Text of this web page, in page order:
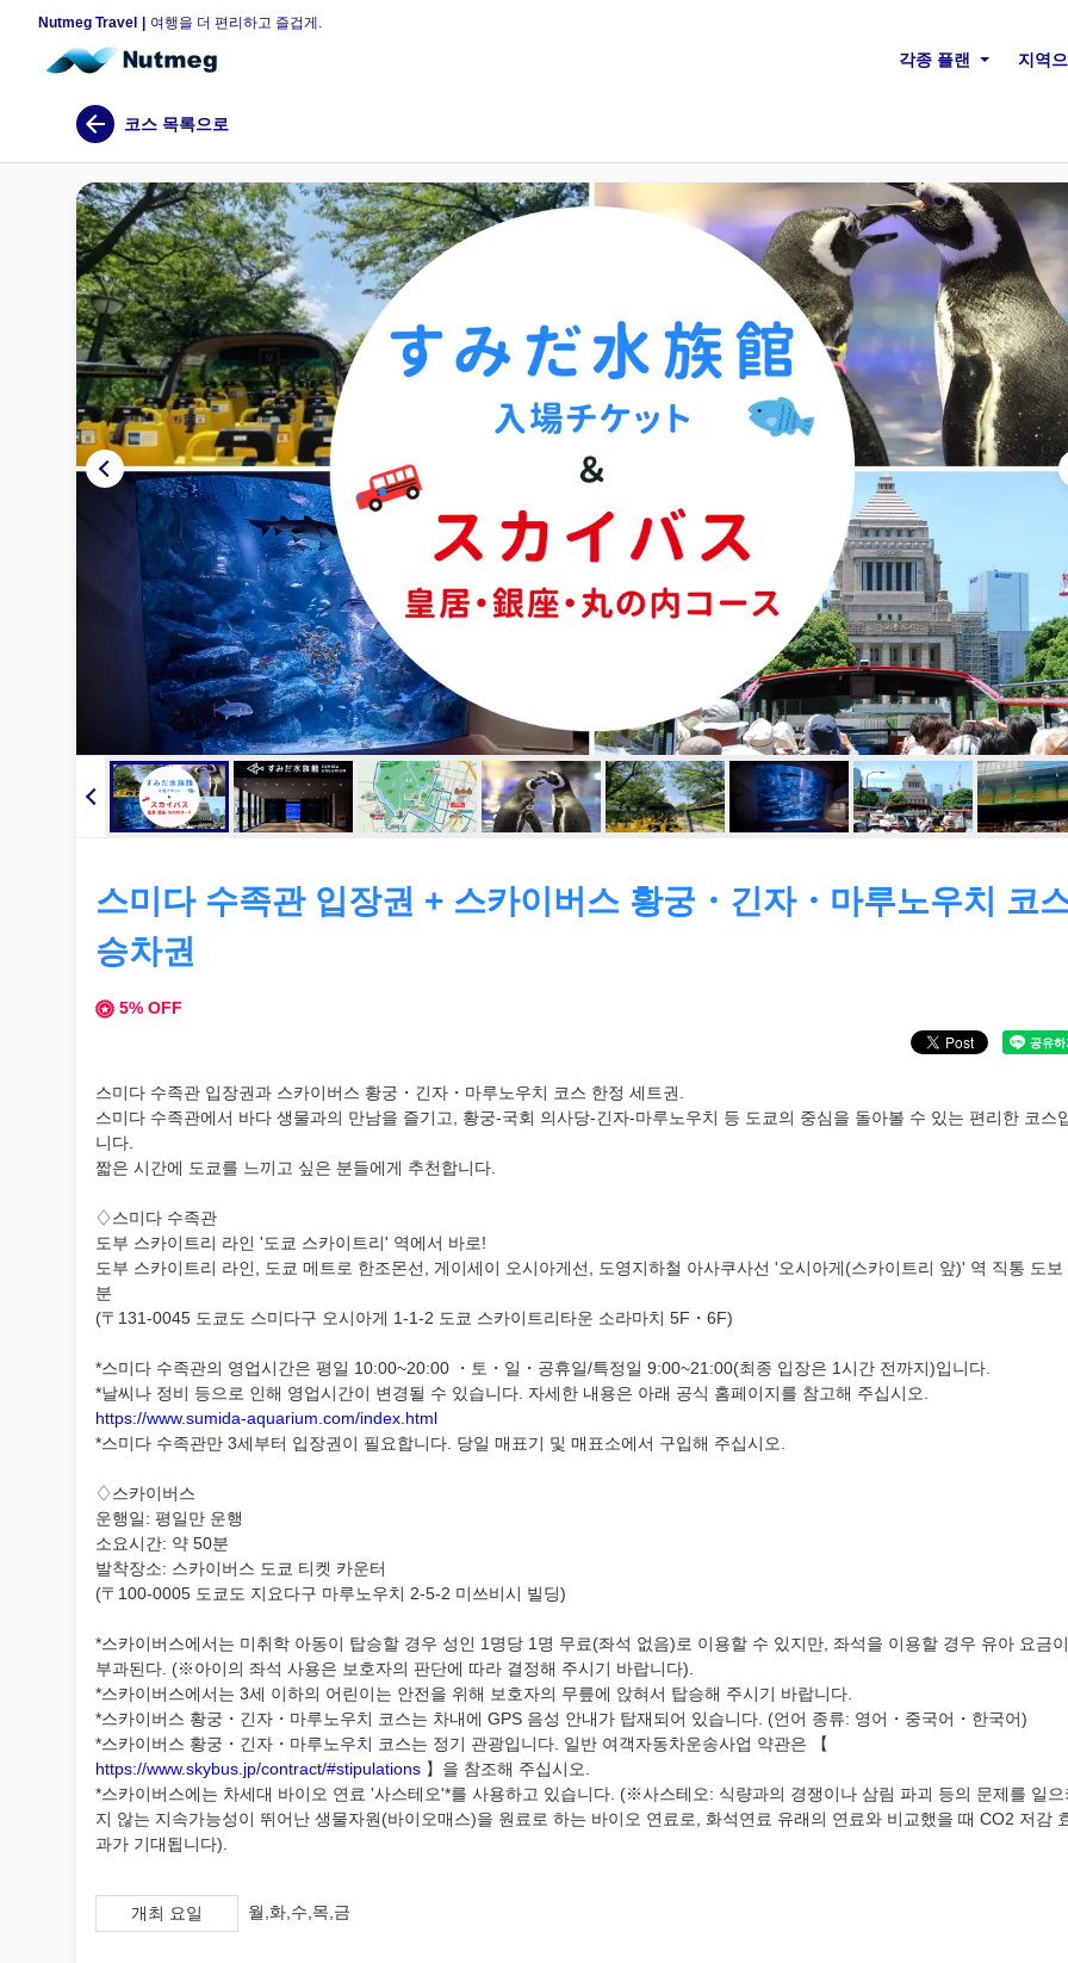
Nutmeg Travel 여행을 더 편리하고 즐겁게.
각종 플랜 지역
코스 목록으로
스미다 수족관 입장권 + 스카이버스 황궁・긴자・마루노우치 코
승차권
5% OFF
스미다 수족관 입장권과 스카이버스 황궁・긴자・마루노우치 코스 한정 세트권.
스미다 수족관에서 바다 생물과의 만남을 즐기고, 황궁-국회 의사당-긴자-마루노우치 등 도쿄의 중심을 돌아볼 수 있는 편리한 코스
니다.
짧은 시간에 도쿄를 느끼고 싶은 분들에게 추천합니다.
♢스미다 수족관
도부 스카이트리 라인 '도쿄 스카이트리' 역에서 바로!
도부 스카이트리 라인, 도쿄 메트로 한조몬선, 게이세이 오시아게선, 도영지하철 아사쿠사선 '오시아게(스카이트리 앞)' 역 직통 도보
분
(〒131-0045 도쿄도 스미다구 오시아게 1-1-2 도쿄 스카이트리타운 소라마치 5F・6F)
*스미다 수족관의 영업시간은 평일 10:00~20:00 ・토・일・공휴일/특정일 9:00~21:00(최종 입장은 1시간 전까지)입니다.
*날씨나 정비 등으로 인해 영업시간이 변경될 수 있습니다. 자세한 내용은 아래 공식 홈페이지를 참고해 주십시오.
https://www.sumida-aquarium.com/index.html
*스미다 수족관만 3세부터 입장권이 필요합니다. 당일 매표기 및 매표소에서 구입해 주십시오.
♢스카이버스
운행일: 평일만 운행
소요시간: 약 50분
발착장소: 스카이버스 도쿄 티켓 카운터
(〒100-0005 도쿄도 지요다구 마루노우치 2-5-2 미쓰비시 빌딩)
*스카이버스에서는 미취학 아동이 탑승할 경우 성인 1명당 1명 무료(좌석 없음)로 이용할 수 있지만, 좌석을 이용할 경우 유아 요금이
부과된다. (※아이의 좌석 사용은 보호자의 판단에 따라 결정해 주시기 바랍니다).
*스카이버스에서는 3세 이하의 어린이는 안전을 위해 보호자의 무릎에 앉혀서 탑승해 주시기 바랍니다.
*스카이버스 황궁・긴자・마루노우치 코스는 차내에 GPS 음성 안내가 탑재되어 있습니다. (언어 종류: 영어・중국어・한국어)
*스카이버스 황궁・긴자・마루노우치 코스는 정기 관광입니다. 일반 여객자동차운송사업 약관은 【
https://www.skybus.jp/contract/#stipulations 】을 참조해 주십시오.
*스카이버스에는 차세대 바이오 연료 '사스테오'*를 사용하고 있습니다. (※사스테오: 식량과의 경쟁이나 삼림 파괴 등의 문제를 일으
지 않는 지속가능성이 뛰어난 생물자원(바이오매스)을 원료로 하는 바이오 연료로, 화석연료 유래의 연료와 비교했을 때 CO2 저감
과가 기대됩니다).
개최 요일 월,화,수,목,금